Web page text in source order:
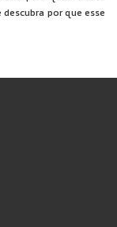
por que esse